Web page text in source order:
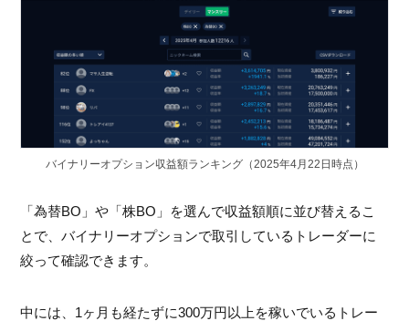
バイナリーオプション収益額ランキング（2025年4月22日時点）
「為替BO」や「株BO」を選んで収益額順に並び替えるこ
とで、バイナリーオプションで取引しているトレーダーに
絞って確認できます。
中には、1ヶ月も経たずに300万円以上を稼いでいるトレー